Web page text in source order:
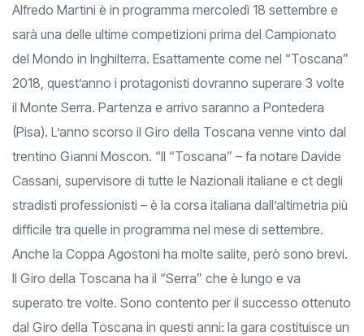
Alfredo Martini è in programma mercoledì 18 settembre e
sarà una delle ultime competizioni prima del Campionato
del Mondo in Inghilterra. Esattamente come nel “Toscana”
2018, quest’anno i protagonisti dovranno superare 3 volte
il Monte Serra. Partenza e arrivo saranno a Pontedera
(Pisa). L’anno scorso il Giro della Toscana venne vinto dal
trentino Gianni Moscon. “Il “Toscana” – fa notare Davide
Cassani, supervisore di tutte le Nazionali italiane e ct degli
stradisti professionisti – è la corsa italiana dall’altimetria più
difficile tra quelle in programma nel mese di settembre.
Anche la Coppa Agostoni ha molte salite, però sono brevi.
Il Giro della Toscana ha il “Serra” che è lungo e va
superato tre volte. Sono contento per il successo ottenuto
dal Giro della Toscana in questi anni: la gara costituisce un